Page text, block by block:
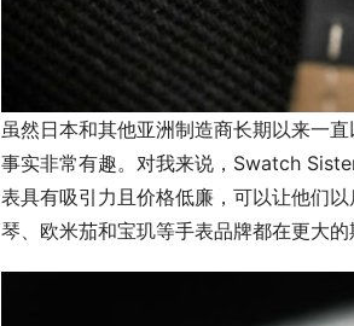
虽然日本和其他亚洲制造商长期以来一
事实非常有趣。对我来说，Swatch
表具有吸引力且价格低廉，可以让他们
琴、欧米茄和宝玑等手表品牌都在更大